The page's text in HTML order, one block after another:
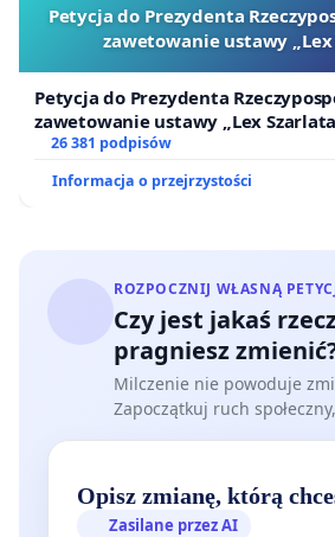
Petycja do Prezydenta
zawetowanie ustawy „Lex
Petycja do Prezydenta
zawetowanie ustawy „Lex
26 381 podpisów
Informacja o przejrzystości
ROZPOCZNIJ WŁASNĄ
Czy jest jakaś
pragniesz
Milczenie nie powoduje
Zapoczątkuj ruch
Opisz zmianę, którą
Zasilane przez AI